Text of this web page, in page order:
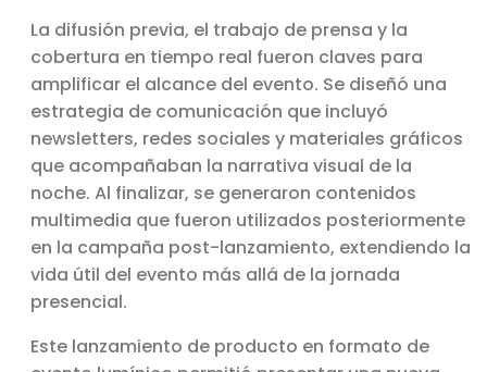
La difusión previa, el trabajo de prensa y la
cobertura en tiempo real fueron claves para
amplificar el alcance del evento. Se diseñó una
estrategia de comunicación que incluyó
newsletters, redes sociales y materiales gráficos
que acompañaban la narrativa visual de la
noche. Al finalizar, se generaron contenidos
multimedia que fueron utilizados posteriormente
en la campaña post-lanzamiento, extendiendo la
vida útil del evento más allá de la jornada
presencial.
Este lanzamiento de producto en formato de